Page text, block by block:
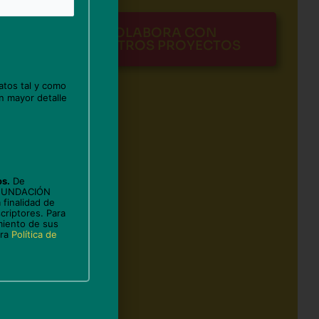
COLABORA CON
NUESTROS PROYECTOS
tal y como
mayor detalle
De
finalidad de
Para
de sus
Política de